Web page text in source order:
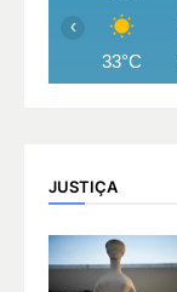
33°C
‹
JUSTIÇA